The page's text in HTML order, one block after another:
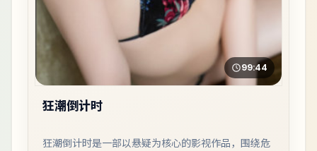
99:44
狂潮倒计时
狂潮倒计时是一部以悬疑为核心的影视作品，围绕危